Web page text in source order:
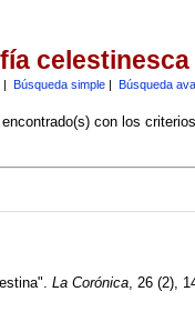
celestinesca
| Búsqueda simple| Búsqueda
con los
La Corónica, 26 (2),